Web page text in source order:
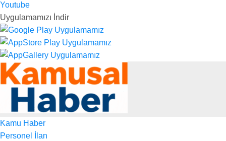
Youtube
Uygulamamızı İndir
Kamu Haber
Personel İlan